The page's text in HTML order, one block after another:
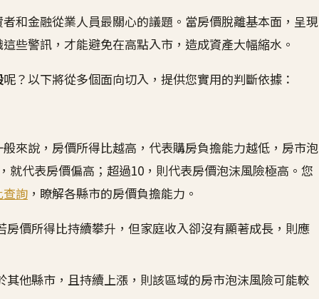
者和金融從業人員最關心的議題。當房價脫離基本面，呈現
些警訊，才能避免在高點入市，造成資產大幅縮水。
呢？以下將從多個面向切入，提供您實用的判斷依據：
來說，房價所得比越高，代表購房負擔能力越低，房市泡
代表房價偏高；超過10，則代表房價泡沫風險極高。您
查詢 ，瞭解各縣市的房價負擔能力。
價所得比持續攀升，但家庭收入卻沒有顯著成長，則應
他縣市，且持續上漲，則該區域的房市泡沫風險可能較